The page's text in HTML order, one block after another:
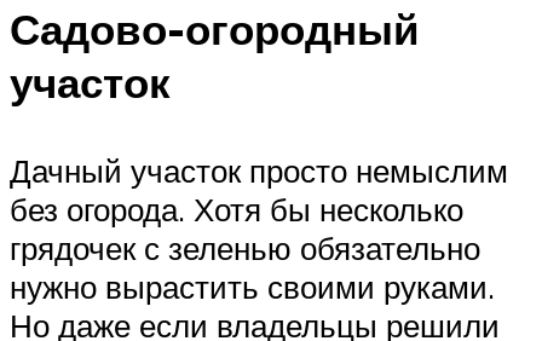
Садово-огородный
участок
Дачный участок просто немыслим
без огорода. Хотя бы несколько
грядочек с зеленью обязательно
нужно вырастить своими руками.
Но даже если владельцы решили